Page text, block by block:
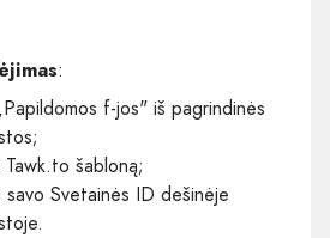
:
f-jos" iš pagrindinės
šabloną;
savo Svetainės ID dešinėje